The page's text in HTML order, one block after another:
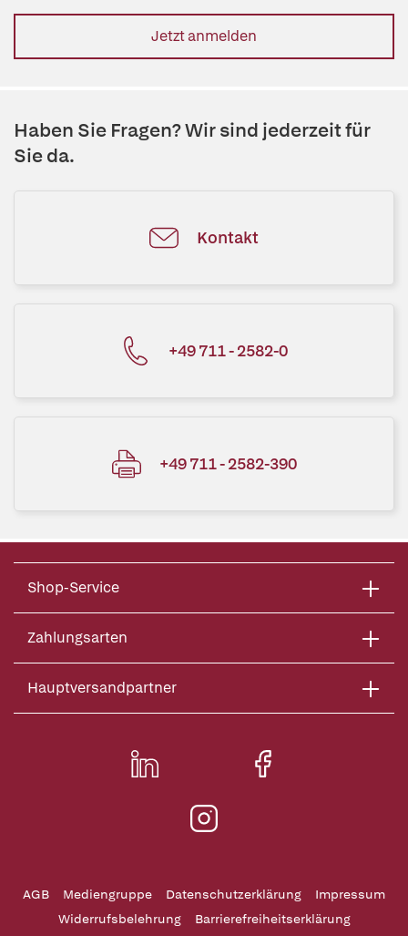
Jetzt anmelden
Haben Sie Fragen? Wir sind jederzeit für
Sie da.
Kontakt
+49 711 - 2582-0
+49 711 - 2582-390
Shop-Service
Zahlungsarten
Hauptversandpartner
AGB Mediengruppe Datenschutzerklärung
Impressum
Widerrufsbelehrung
Barrierefreiheitserklärung